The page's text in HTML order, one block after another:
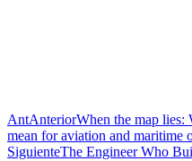
AntAnteriorWhen the map lies:
mean for aviation and maritime
SiguienteThe Engineer Who